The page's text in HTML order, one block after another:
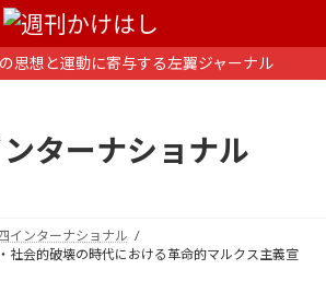
思想と運動に寄与する左翼ジャーナル
ターナショナル
インターナショナル
社会的破壊の時代における革命的マルクス主義宣